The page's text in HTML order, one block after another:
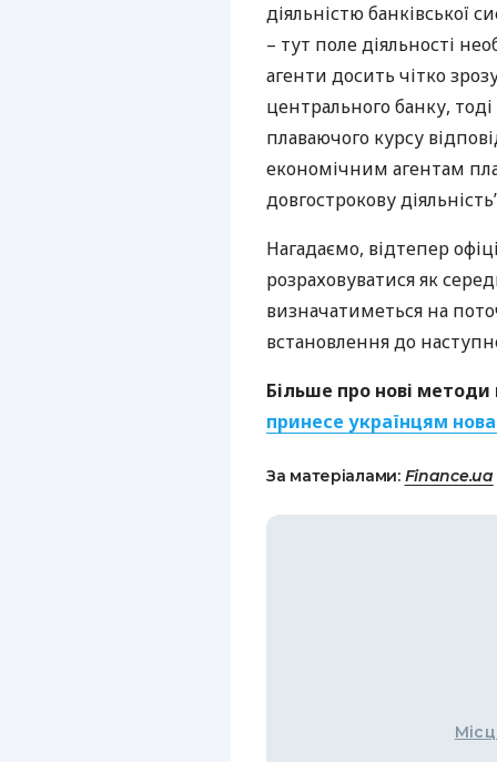
діяльністю банківської
– тут поле діяльності
агенти досить чітко
центрального банку,
плаваючого курсу
економічним агентам
довгострокову
Нагадаємо, відтепер
розраховуватися як
визначатиметься на
встановлення до
Більше про нові
принесе українцям
За матеріалами: Finance.ua